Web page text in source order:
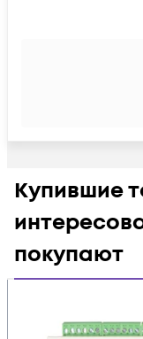
Купившие
покупают